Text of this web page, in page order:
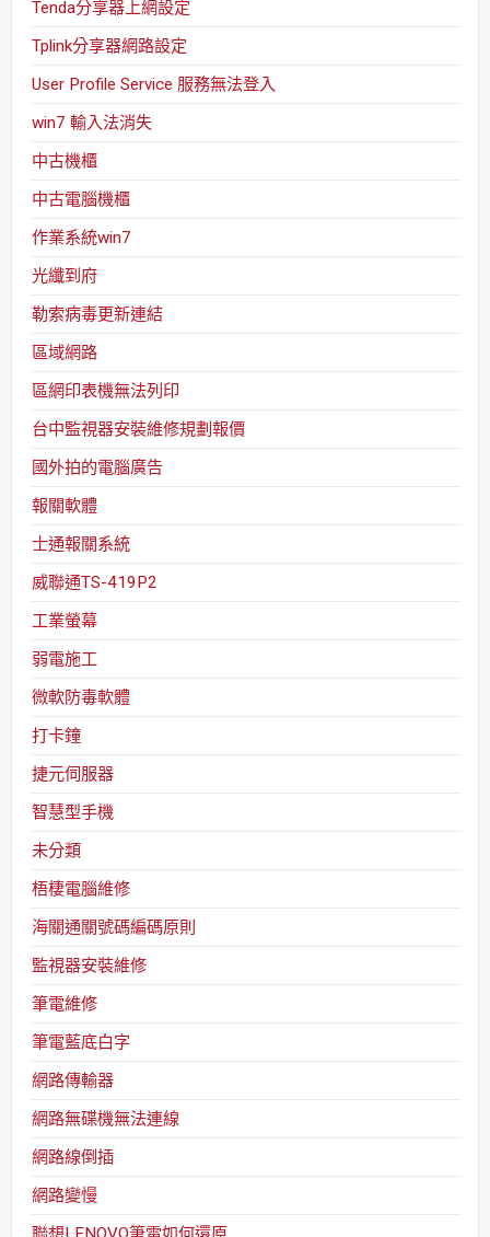
Tenda分享器上網設定
Tplink分享器網路設定
User Profile Service 服務無法登入
win7 輸入法消失
中古機櫃
中古電腦機櫃
作業系統win7
光纖到府
勒索病毒更新連結
區域網路
區網印表機無法列印
台中監視器安裝維修規劃報價
國外拍的電腦廣告
報關軟體
士通報關系統
威聯通TS-419P2
工業螢幕
弱電施工
微軟防毒軟體
打卡鐘
捷元伺服器
智慧型手機
未分類
梧棲電腦維修
海關通關號碼編碼原則
監視器安裝維修
筆電維修
筆電藍底白字
網路傳輸器
網路無碟機無法連線
網路線倒插
網路變慢